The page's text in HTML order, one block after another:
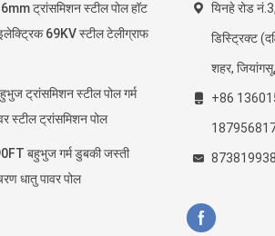
ट्रांसमिशन स्टील पोल हॉट
69KV स्टील टेलीग्राफ
ट्रांसमिशन स्टील पोल गर्म
स्टील ट्रांसमिशन पोल
बहुभुज गर्म डुबकी जस्ती
धातु पावर पोल
यिनहे रोड
डिस्ट्रिक्ट
शहर,
+86